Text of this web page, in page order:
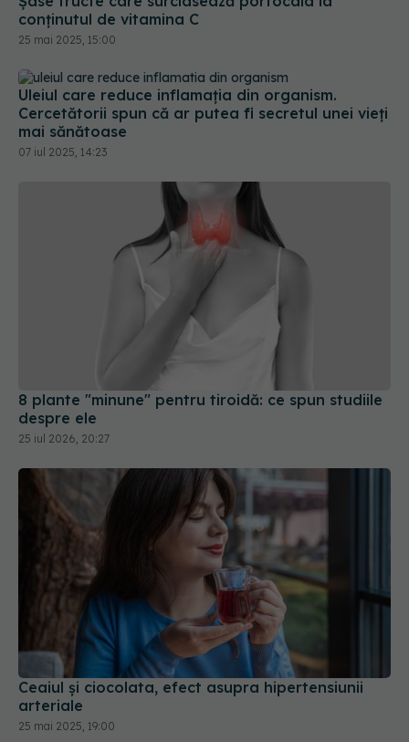
Uleiul care reduce inflamația din organism.
Cercetătorii spun că ar putea fi secretul unei vieți
mai sănătoase
07 iul 2025, 14:23
8 plante "minune" pentru tiroidă: ce spun studiile
25 iul 2026, 20:27
Ceaiul și ciocolata, efect asupra hipertensiunii
arteriale
25 mai 2025, 19:00